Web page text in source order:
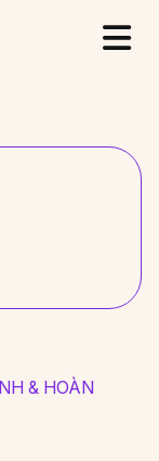
& HOÀN